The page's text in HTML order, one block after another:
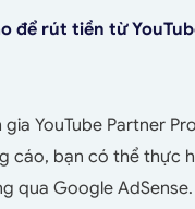
để rút tiền từ
YouTube Partner
cáo, bạn có thể thực
qua Google